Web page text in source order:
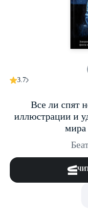
3.7
Все ли спят
иллюстрации и